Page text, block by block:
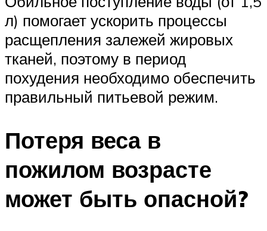
л) помогает ускорить процессы
расщепления залежей жировых
тканей, поэтому в период
похудения необходимо обеспечить
правильный питьевой режим.
Потеря веса в
пожилом возрасте
может быть опасной?